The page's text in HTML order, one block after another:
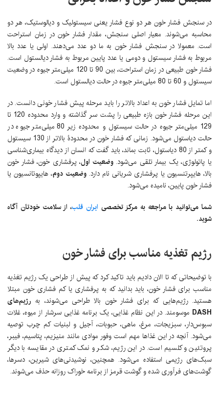
در سنجش فشار خون هر دو نوع فشار یعنی سیستولیک و دیالوستیک، هر دو
محاسبه می‌شوند. معیار اصلی سنجش، مقدار فشار خون در زمان استراحت
است. معمولا در سنجش فشار خون به ما دو عدد می‌دهند. اولی یا عدد بالا
مربوط به فشار سیستول و دومی یا عدد پایین مربوط به فشار دیالستول است.
فشار خون طبیعی در زمان استراحت، بین 90 تا 120 میلی‌متر جیوه در وضعیت
سیستول و 60 تا 80 میلی‌متر جیوه در حالت دیالستول است.
اما تمایل فشار خون به اعداد بالاتر را باید مرحله پیش فشار خونی دانست. در
این مرحله فشار خون بازه طبیعی را پشت سر گذاشته و وارد محدوده 120 تا
129 میلی‌متر جیوه در حالت سیستول و محدوده زیر 80 میلی‌متر جیوه در
حالت دیاستول می‌شود. زمانی که فشار خون در محدودۀ بالاتر از 130 سیستول
و کمتر از 80 دیاستول، ثابت بماند، باید گفت که انسان از دیدگاه بیماری‌شناسی
یا پاتولوژی، یک بیمار تلقی می‌شود.وضعیت اول، پرفشاری خون، فشار خون
بالا، هایپرتنسیون یا پرفشاری شریانی نام دارد.وضعیت دوم، هایپوتانسیون یا
فشار خون پایین، نامیده می‌شود.
شما می‌توانید با مراجعه به مرکز تخصصی ایران قلب، از سلامت خودتان آگاه
شوید.
رژیم تغذیه مناسب برای فشار خون
با توضیحاتی که تا الان دادیم باید تاکید کرد که پیش از طراحی یک رژیم تغذیه
مناسب برای فشار خون، باید بدانید که به پرفشاری یا کم فشاری خون مبتلا
هستید. رژیم‌هایی که برای فشار خون بالا طراحی می‌شوند، به رژیم‌های
DASH موسومند. در این نظام غذایی، یک برنامه غذایی سرشار از میوه، غلات
سبوس‌دار، سبزیجات، مرغ، ماهی، حبوبات، آجیل و لبنیات کم چرب توصیه
می‌شود. آنچه در این غذاها مهم است وفور موادی مانند منیزیم، پتاسیم، فیبر،
پروتئین و کلسیم است. در این رژیم، شکر و نمک کمتری در مقایسه با دیگر
سبک‌های رژیمی استفاده می‌شود. همچنین، نوشیدنی‌های شیرین، دسرها،
گوشت‌های فرآوری شده و گوشت قرمز از برنامه خوراک روزانه حذف می‌شوند.